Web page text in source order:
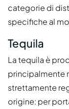
categorie di
specifiche al
Tequila
La tequila è
principalmente
strettamente
origine: per